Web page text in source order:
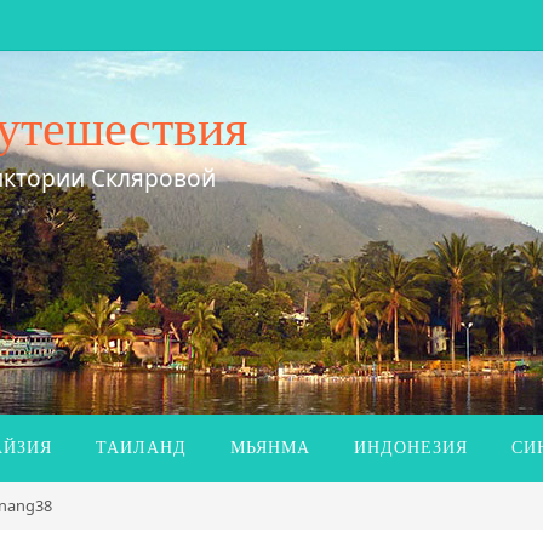
Скляровой
ТАИЛАНД МЬЯНМА ИНДОНЕЗИЯ